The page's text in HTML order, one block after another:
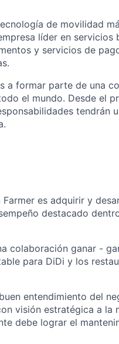
de movilidad
líder en
y servicios de
a formar parte de una
el mundo. Desde el
tendrán
es adquirir y
destacado
colaboración ganar -
para DiDi y los
entendimiento del
visión estratégica a la
debe lograr el